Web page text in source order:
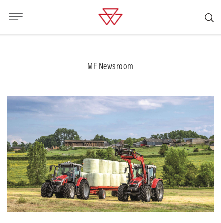
MF Newsroom